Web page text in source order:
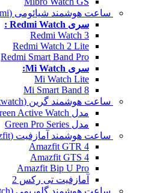
ساعت هوشمند شیائومی (Xiaomi)
سری Redmi Watch :
Redmi Watch 3
Redmi Watch 2 Lite
Redmi Smart Band Pro
سری Mi Watch:
Mi Watch Lite
Mi Smart Band 8
ساعت هوشمند گرین (Green Smartwatch)
مدل Green Active Watch
مدل Green Pro Series
ساعت هوشمند آمازفیت (Amazfit)
Amazfit GTR 4
Amazfit GTS 4
Amazfit Bip U Pro
آمازفیت تی رکس 2